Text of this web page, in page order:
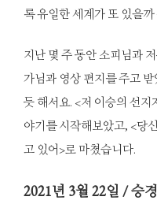
록 유일한 세계가 또 있을까
지난 몇 주 동안 소피님과
가님과 영상 편지를 주고
듯 해서요. <저 이승의 선지
야기를 시작해보았고, <당
고 있어>로 마쳤습니다.
2021년 3월 22일 / 승경